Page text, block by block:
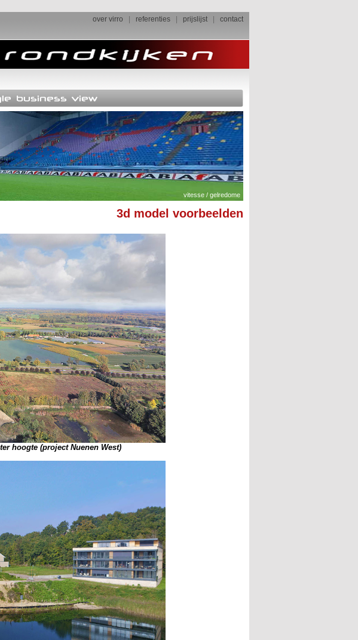
over virro referenties prijslijst contact
3d model voorbeelden
hoogte (project Nuenen West)